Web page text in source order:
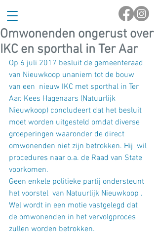
Omwonenden ongerust over
IKC en sporthal in Ter Aar
Op 6 juli 2017 besluit de gemeenteraad
van Nieuwkoop unaniem tot de bouw
van een  nieuw IKC met sporthal in Ter
Aar. Kees Hagenaars (Natuurlijk
Nieuwkoop) concludeert dat het besluit
moet worden uitgesteld omdat diverse
groeperingen waaronder de direct
omwonenden niet zijn betrokken. Hij  wil
procedures naar o.a. de Raad van State
voorkomen.
Geen enkele politieke partij ondersteunt
het voorstel  van Natuurlijk Nieuwkoop .
Wel wordt in een motie vastgelegd dat
de omwonenden in het vervolgproces
zullen worden betrokken.